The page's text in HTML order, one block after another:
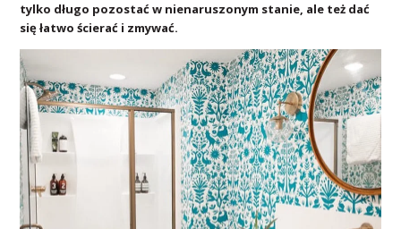
tylko długo pozostać w nienaruszonym stanie, ale też dać
się łatwo ścierać i zmywać.